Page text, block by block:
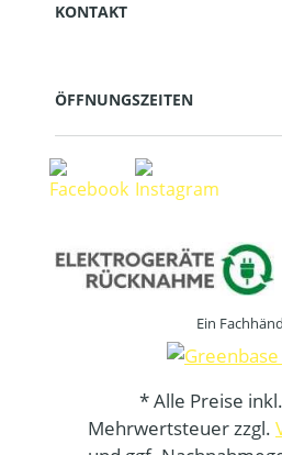
KONTAKT
ÖFFNUNGSZEITEN
Ein
* Alle Preise
Mehrwertsteuer zzgl.